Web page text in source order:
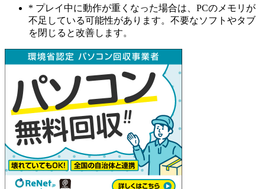
* プレイ中に動作が重くなった場合は、PCのメモリが
不足している可能性があります。不要なソフトやタブ
を閉じると改善します。